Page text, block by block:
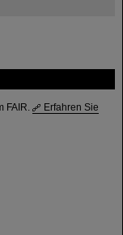
FAIR.
Erfahren Sie